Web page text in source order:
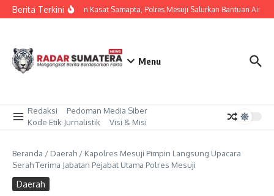
Lewati ke konten
Berita TerkiniDipimpin Kasat Samapta, Polres Mesuji Salurkan Bantuan Air
Menu
Redaksi
Pedoman Media Siber
Kode Etik Jurnalistik
Visi & Misi
Beranda / Daerah / Kapolres Mesuji Pimpin Langsung Upacara
Serah Terima Jabatan Pejabat Utama Polres Mesuji
Daerah